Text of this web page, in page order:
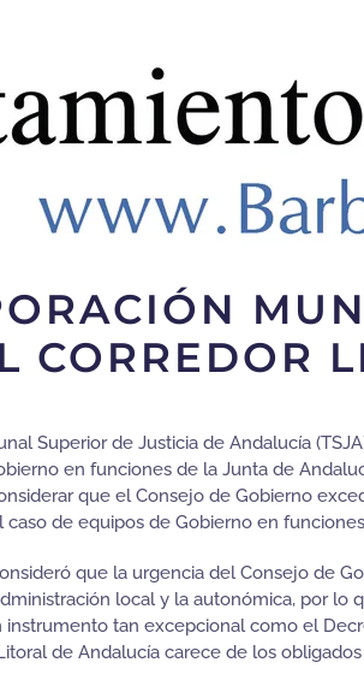
CORREDOR
Superior de Justicia de Andalucía
en funciones de la Junta de
que el Consejo de Gobierno
de equipos de Gobierno en
que la urgencia del Consejo de
local y la autonómica, por lo
tan excepcional como el
de Andalucía carece de los